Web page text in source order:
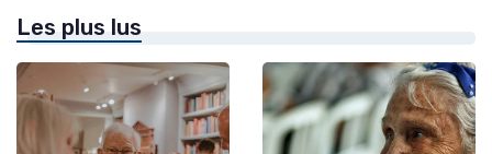
Les plus lus